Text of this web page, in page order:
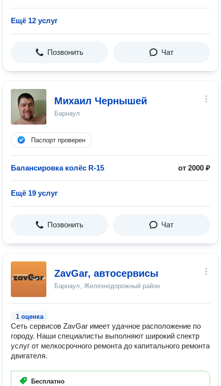
Ещё 12 услуг
Позвонить Чат
Михаил Чернышей
Барнаул
Паспорт проверен
Балансировка колёс R-15 от 2000 ₽
Ещё 19 услуг
Позвонить Чат
ZavGar, автосервисы
Барнаул, Железнодорожный район
1 оценка
Сеть сервисов ZavGar имеет удачное расположение по
городу. Наши специалисты выполняют широкий спектр
услуг от мелкосрочного ремонта до капитального ремонта
двигателя.
Бесплатно